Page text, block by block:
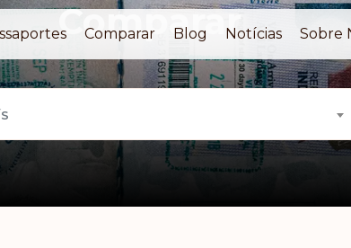
Comparar Blog Notícias Sobre
Comparar